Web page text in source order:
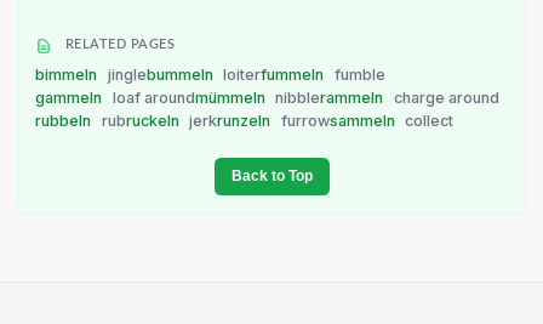
RELATED PAGES
bimmeln jinglebummeln loiterfummeln
fumble
gammeln
loaf aroundmümmeln nibblerammeln
charge around
rubbeln
rubruckeln jerkrunzeln furrowsammeln collect
Back to Top